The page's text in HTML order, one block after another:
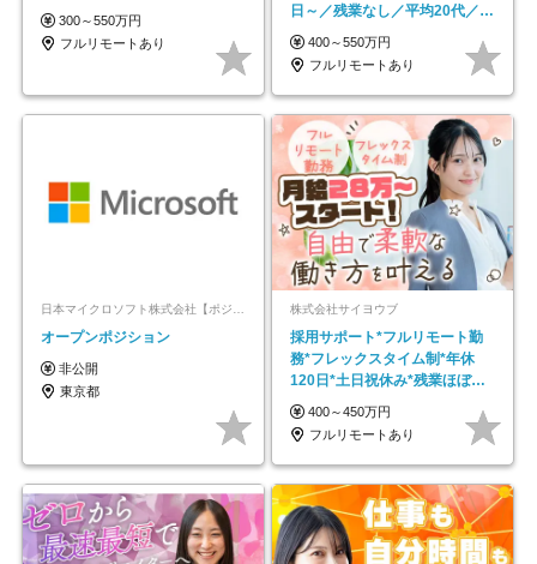
300～550万円
フルリモートあり
日～／残業なし／平均20代／リ
モートOK
400～550万円
フルリモートあり
日本マイクロソフト株式会社【ポジションマッチ登録】
オープンポジション
非公開
東京都
株式会社サイヨウブ
採用サポート*フルリモート勤
務*フレックスタイム制*年休
120日*土日祝休み*残業ほぼな
し*育児中社員8割以上
400～450万円
フルリモートあり